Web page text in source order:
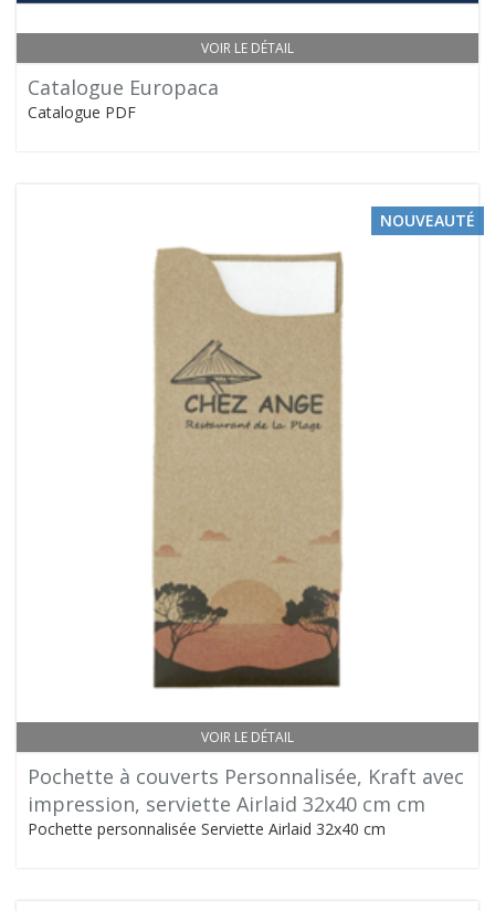
VOIR LE DÉTAIL
Catalogue Europaca
Catalogue PDF
VOIR LE DÉTAIL
NOUVEAUTÉ
Pochette à couverts Personnalisée, Kraft avec
impression, serviette Airlaid 32x40 cm cm
Pochette personnalisée Serviette Airlaid 32x40 cm